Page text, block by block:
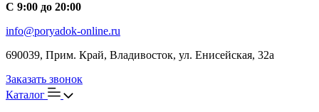
С 9:00 до 20:00
info@poryadok-online.ru
690039, Прим. Край, Владивосток, ул. Енисейская, 32а
Заказать звонок
Каталог